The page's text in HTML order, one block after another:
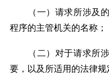
（一）请求所涉及的
程序的主管机关的名称；
（二）对于请求所涉
要，以及所适用的法律规